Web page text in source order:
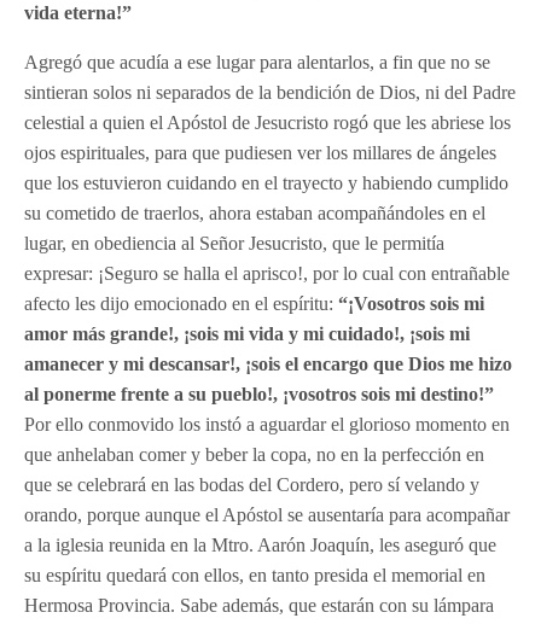
vida eterna!”
Agregó que acudía a ese lugar para alentarlos, a fin que no se
sintieran solos ni separados de la bendición de Dios, ni del Padre
celestial a quien el Apóstol de Jesucristo rogó que les abriese los
ojos espirituales, para que pudiesen ver los millares de ángeles
que los estuvieron cuidando en el trayecto y habiendo cumplido
su cometido de traerlos, ahora estaban acompañándoles en el
lugar, en obediencia al Señor Jesucristo, que le permitía
expresar: ¡Seguro se halla el aprisco!, por lo cual con entrañable
afecto les dijo emocionado en el espíritu:“¡Vosotros sois mi
amor más grande!, ¡sois mi vida y mi cuidado!, ¡sois mi
amanecer y mi descansar!, ¡sois el encargo que Dios me hizo
al ponerme frente a su pueblo!, ¡vosotros sois mi destino!”
Por ello conmovido los instó a aguardar el glorioso momento en
que anhelaban comer y beber la copa, no en la perfección en
que se celebrará en las bodas del Cordero, pero sí velando y
orando, porque aunque el Apóstol se ausentaría para acompañar
a la iglesia reunida en la Mtro. Aarón Joaquín, les aseguró que
su espíritu quedará con ellos, en tanto presida el memorial en
Hermosa Provincia. Sabe además, que estarán con su lámpara